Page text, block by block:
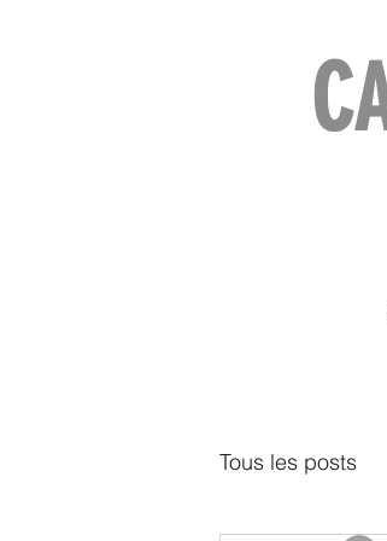
Tous les posts